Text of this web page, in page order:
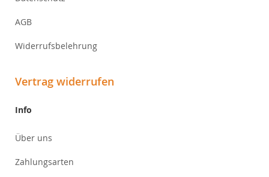
AGB
Widerrufsbelehrung
Vertrag widerrufen
Info
Über uns
Zahlungsarten